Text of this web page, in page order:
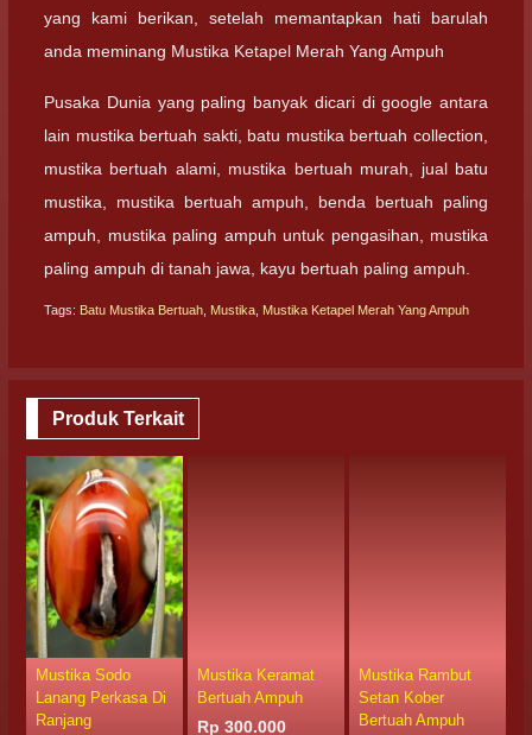
yang kami berikan, setelah memantapkan hati barulah
anda meminang Mustika Ketapel Merah Yang Ampuh
Pusaka Dunia yang paling banyak dicari di google antara
lain mustika bertuah sakti, batu mustika bertuah collection,
mustika bertuah alami, mustika bertuah murah, jual batu
mustika, mustika bertuah ampuh, benda bertuah paling
ampuh, mustika paling ampuh untuk pengasihan, mustika
paling ampuh di tanah jawa, kayu bertuah paling ampuh.
Tags: Batu Mustika Bertuah Mustika Mustika Ketapel Merah Yang Ampuh
Produk Terkait
Mustika Sodo
Lanang Perkasa Di
Ranjang
Mustika Keramat
Bertuah Ampuh
Rp 300.000
Mustika Rambut
Setan Kober
Bertuah Ampuh